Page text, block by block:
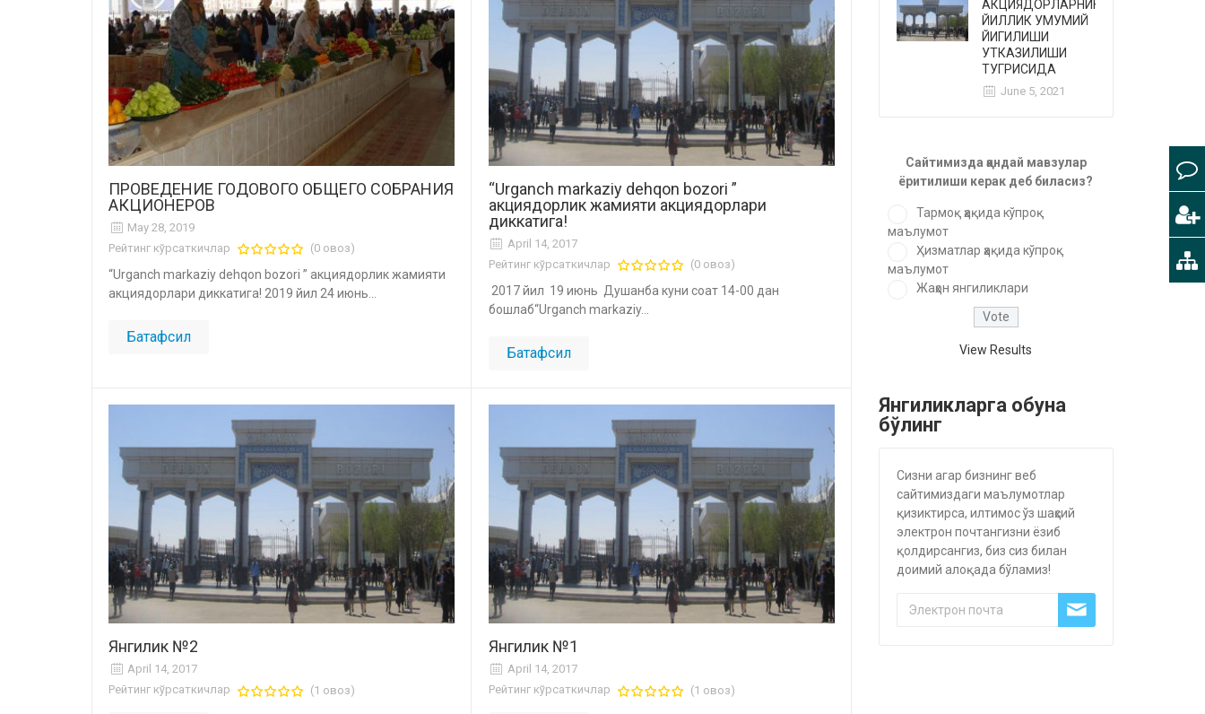
ПРОВЕДЕНИЕ ГОДОВОГО ОБЩЕГО СОБРАНИЯ
АКЦИОНЕРОВ
May 28, 2019
Рейтинг кўрсаткичлар
(0 овоз)
“Urganch markaziy dehqon bozori ” акциядорлик жамияти
акциядорлари диккатига! 2019 йил 24 июнь...
Батафсил
“Urganch markaziy dehqon bozori ”
акциядорлик жамияти акциядорлари
диккатига!
April 14, 2017
Рейтинг кўрсаткичлар
(0 овоз)
2017 йил 19 июнь Душанба куни соат 14-00 дан
бошлаб“Urganch markaziy...
Батафсил
Янгилик №2
April 14, 2017
Рейтинг кўрсаткичлар
(1 овоз)
Янгилик №1
April 14, 2017
Рейтинг кўрсаткичлар
(1 овоз)
АКЦИЯДОРЛАРНИННГ
ЙИЛЛИК УМУМИЙ
ЙИГИЛИШИ
УТКАЗИЛИШИ
ТУГРИСИДА
June 5, 2021
Сайтимизда қандай мавзулар
ёритилиши керак деб биласиз?
Тармоқ ҳақида кўпроқ
маълумот
Ҳизматлар ҳақида кўпроқ
маълумот
Жаҳон янгиликлари
View Results
Янгиликларга обуна
бўлинг
Сизни агар бизнинг веб
сайтимиздаги маълумотлар
қизиктирса, илтимос ўз шаҳсий
электрон почтангизни ёзиб
қолдирсангиз, биз сиз билан
доимий алоқада бўламиз!